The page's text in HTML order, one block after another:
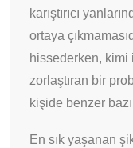
karıştırıcı
ortaya
hissederken, kimi
zorlaştıran bir
kişide benzer
En sık yaşanan